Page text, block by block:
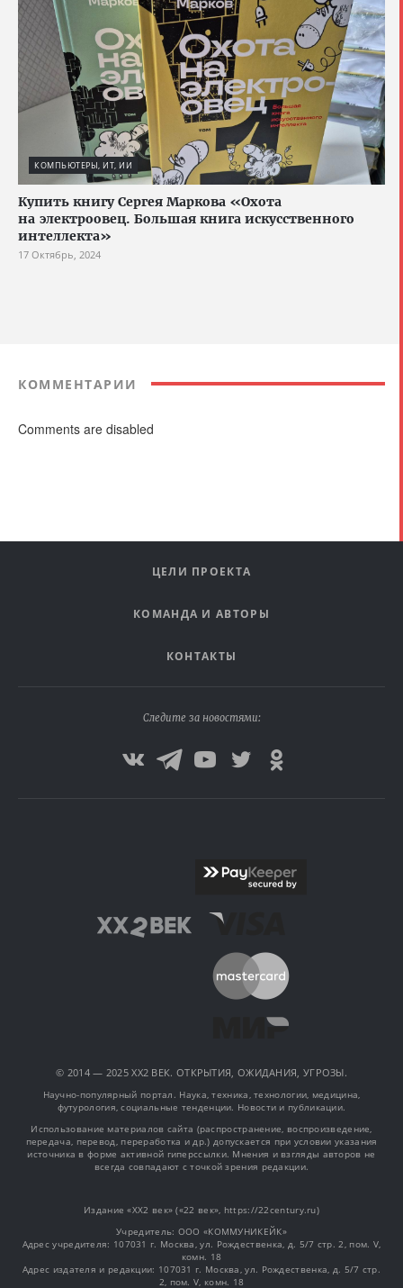
КОМПЬЮТЕРЫ, ИТ, ИИ
Купить книгу Сергея Маркова «Охота
на электроовец. Большая книга искусственного
интеллекта»
17 Октябрь, 2024
КОММЕНТАРИИ
Comments are disabled
ЦЕЛИ ПРОЕКТА
КОМАНДА И АВТОРЫ
КОНТАКТЫ
Следите за новостями:
© 2014 — 2025 XX2 ВЕК. ОТКРЫТИЯ, ОЖИДАНИЯ, УГРОЗЫ.
Научно-популярный портал. Наука, техника, технологии, медицина,
футурология, социальные тенденции. Новости и публикации.
Использование материалов сайта (распространение, воспроизведение,
передача, перевод, переработка и др.) допускается при условии указания
источника в форме активной гиперссылки. Мнения и взгляды авторов не
всегда совпадают с точкой зрения редакции.
Издание «XX2 век» («22 век», https://22century.ru)
Учредитель: OOO «КОММУНИКЕЙК»
Адрес учредителя: 107031 г. Москва, ул. Рождественка, д. 5/7 стр. 2, пом. V,
комн. 18
Адрес издателя и редакции: 107031 г. Москва, ул. Рождественка, д. 5/7 стр.
2, пом. V, комн. 18